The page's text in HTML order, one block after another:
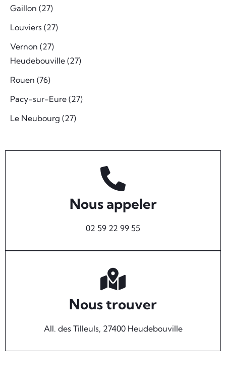
Gaillon (27)
Louviers (27)
Vernon (27)
Heudebouville (27)
Rouen (76)
Pacy-sur-Eure (27)
Le Neubourg (27)
Nous appeler
02 59 22 99 55
Nous trouver
All. des Tilleuls, 27400 Heudebouville